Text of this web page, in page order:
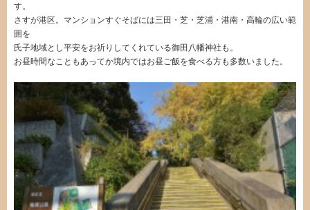
す。
さすが港区。マンションすぐそばには三田・芝・芝浦・港南・高輪の広い範
囲を
氏子地域とし平安をお祈りしてくれている御田八幡神社も。
お昼時間なこともあってか境内ではお昼ご飯を食べる方も多数いました。